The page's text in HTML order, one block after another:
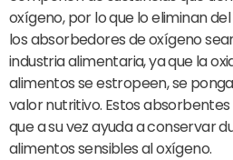
oxígeno, por lo que lo eliminan
los absorbedores de oxígeno
industria alimentaria, ya que la
alimentos se estropeen, se
valor nutritivo. Estos
que a su vez ayuda a conservar
alimentos sensibles al oxígeno.